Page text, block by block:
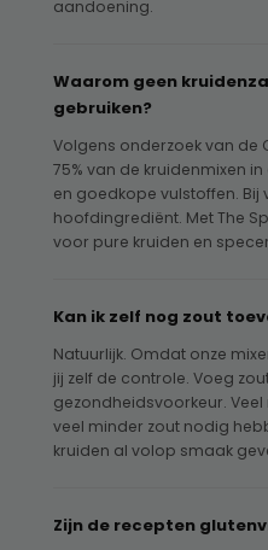
aandoening.
Waarom geen
gebruiken?
Volgens onderzoek van
75% van de kruidenmixen
en goedkope vulstoffen. Bij
hoofdingrediënt. Met The
voor pure kruiden en
Kan ik zelf nog zout
Natuurlijk. Omdat onze
jij zelf de controle. Voeg
gezondheidsvoorkeur.
veel minder zout nodig
kruiden al volop smaak
Zijn de recepten